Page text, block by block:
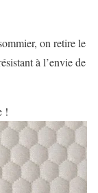
on retire le
à l’envie de
!